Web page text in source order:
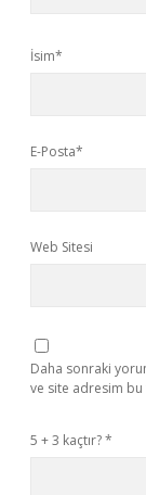
İsim*
E-Posta*
Web Sitesi
Daha sonraki
ve site adresim bu
5 + 3 kaçtır?*